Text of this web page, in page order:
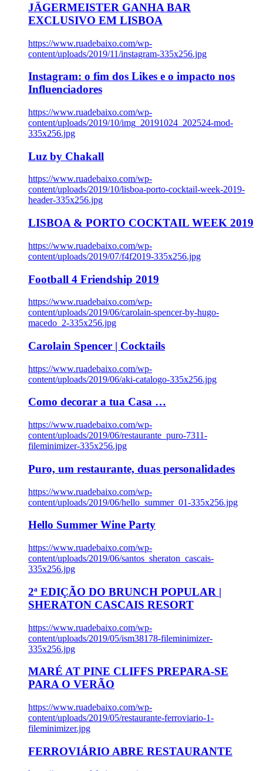
JÄGERMEISTER GANHA BAR
EXCLUSIVO EM LISBOA
https://www.ruadebaixo.com/wp-
content/uploads/2019/11/instagram-335x256.jpg
Instagram: o fim dos Likes e o impacto nos
Influenciadores
https://www.ruadebaixo.com/wp-
content/uploads/2019/10/img_20191024_202524-mod-
335x256.jpg
Luz by Chakall
https://www.ruadebaixo.com/wp-
content/uploads/2019/10/lisboa-porto-cocktail-week-2019-
header-335x256.jpg
LISBOA & PORTO COCKTAIL WEEK 2019
https://www.ruadebaixo.com/wp-
content/uploads/2019/07/f4f2019-335x256.jpg
Football 4 Friendship 2019
https://www.ruadebaixo.com/wp-
content/uploads/2019/06/carolain-spencer-by-hugo-
macedo_2-335x256.jpg
Carolain Spencer | Cocktails
https://www.ruadebaixo.com/wp-
content/uploads/2019/06/aki-catalogo-335x256.jpg
Como decorar a tua Casa …
https://www.ruadebaixo.com/wp-
content/uploads/2019/06/restaurante_puro-7311-
fileminimizer-335x256.jpg
Puro, um restaurante, duas personalidades
https://www.ruadebaixo.com/wp-
content/uploads/2019/06/hello_summer_01-335x256.jpg
Hello Summer Wine Party
https://www.ruadebaixo.com/wp-
content/uploads/2019/06/santos_sheraton_cascais-
335x256.jpg
2ª EDIÇÃO DO BRUNCH POPULAR |
SHERATON CASCAIS RESORT
https://www.ruadebaixo.com/wp-
content/uploads/2019/05/ism38178-fileminimizer-
335x256.jpg
MARÉ AT PINE CLIFFS PREPARA-SE
PARA O VERÃO
https://www.ruadebaixo.com/wp-
content/uploads/2019/05/restaurante-ferroviario-1-
fileminimizer.jpg
FERROVIÁRIO ABRE RESTAURANTE